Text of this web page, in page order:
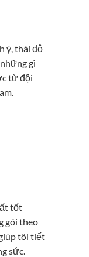
ý, thái độ
gì
từ đội
tốt
gói theo
tôi tiết
sức.